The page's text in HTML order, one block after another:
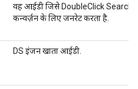
वह आईडी जिसे DoubleClick Search
कन्वर्ज़न के लिए जनरेट करता है.
DS इंजन खाता आईडी.